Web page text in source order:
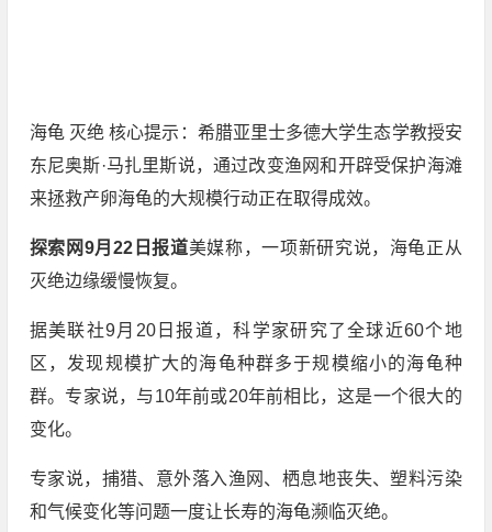
海龟 灭绝 核心提示：希腊亚里士多德大学生态学教授安
东尼奥斯·马扎里斯说，通过改变渔网和开辟受保护海滩
来拯救产卵海龟的大规模行动正在取得成效。
探索网9月22日报道美媒称，一项新研究说，海龟正从
灭绝边缘缓慢恢复。
据美联社9月20日报道，科学家研究了全球近60个地
区，发现规模扩大的海龟种群多于规模缩小的海龟种
群。专家说，与10年前或20年前相比，这是一个很大的
变化。
专家说，捕猎、意外落入渔网、栖息地丧失、塑料污染
和气候变化等问题一度让长寿的海龟濒临灭绝。